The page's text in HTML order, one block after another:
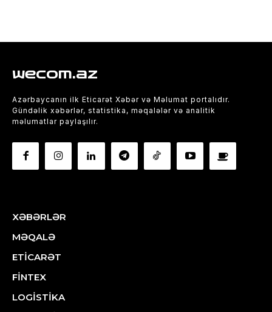
wecom.az
Azərbaycanın ilk Eticarət Xəbər və Məlumat portalıdır.
Gündəlik xəbərlər, statistika, məqalələr və analitik
məlumatlar paylaşılır.
XƏBƏRLƏR
MƏQALƏ
ETİCARƏT
FİNTEX
LOGİSTİKA